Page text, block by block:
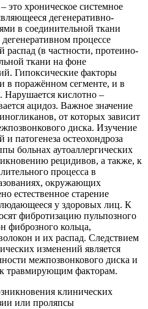
это хроническое системное
дегенеративно-
в соединительной ткани
процессе
распад (в частности, протеино-
ткани на фоне
Гипоксические факторы
в поражённом сегменте, и в
Нарушается кислотно –
ацидоз. Важное значение
от которых зависит
диска. Изучение
патогенеза остеохондроза
больнах аутоаллергических
рецидивов, а также, к
процесса в
окружающих
естественное старение
у здоровых лиц. К
фибротизацию пульпозного
фиброзного кольца,
и их распад. Следствием
изменений является
межпозвонкового диска и
травмирующим факторам.
клинических
или проляпсы